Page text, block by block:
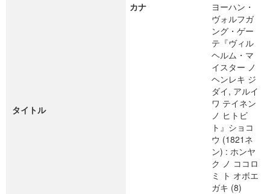
タイトル
カナ
ヨーハン・
ヴォルフガ
ング・ゲー
テ『ヴィル
ヘルム・マ
イスター ノ
ヘンレキ ジ
ダイ, アルイ
ワ テイネン
ノ ヒトビ
ト』ショコ
ウ (1821ネ
ン) : ホンヤ
ク ノ ココロ
ミ ト オボエ
ガキ (8)